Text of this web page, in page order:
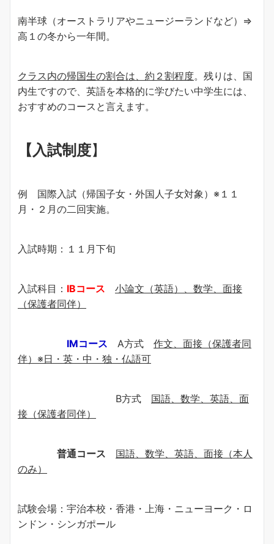
南半球（オーストラリアやニュージーランドなど）⇒
高１の冬から一年間。
クラス内の帰国生の割合は、約２割程度。残りは、国
内生ですので、英語を本格的に学びたい中学生には、
おすすめのコースと言えます。
【入試制度】
例 国際入試（帰国子女・外国人子女対象）※１１
月・２月の二回実施。
入試時期：１１月下旬
入試科目： IBコース
小論文（英語）、数学、面接
（保護者同伴）
IMコース A方式 作文、面接（保護者同
伴）※日・英・中・独・仏語可
B方式 国語、数学、英語、面
接（保護者同伴）
普通コース
国語、数学、英語、面接（本人
のみ）
試験会場：宇治本校・香港・上海・ニューヨーク・ロ
ンドン・シンガポール